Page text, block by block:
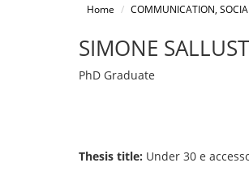
Home COMMUNICATION,
SIMONE
PhD Graduate
Thesis title: Under 30 e